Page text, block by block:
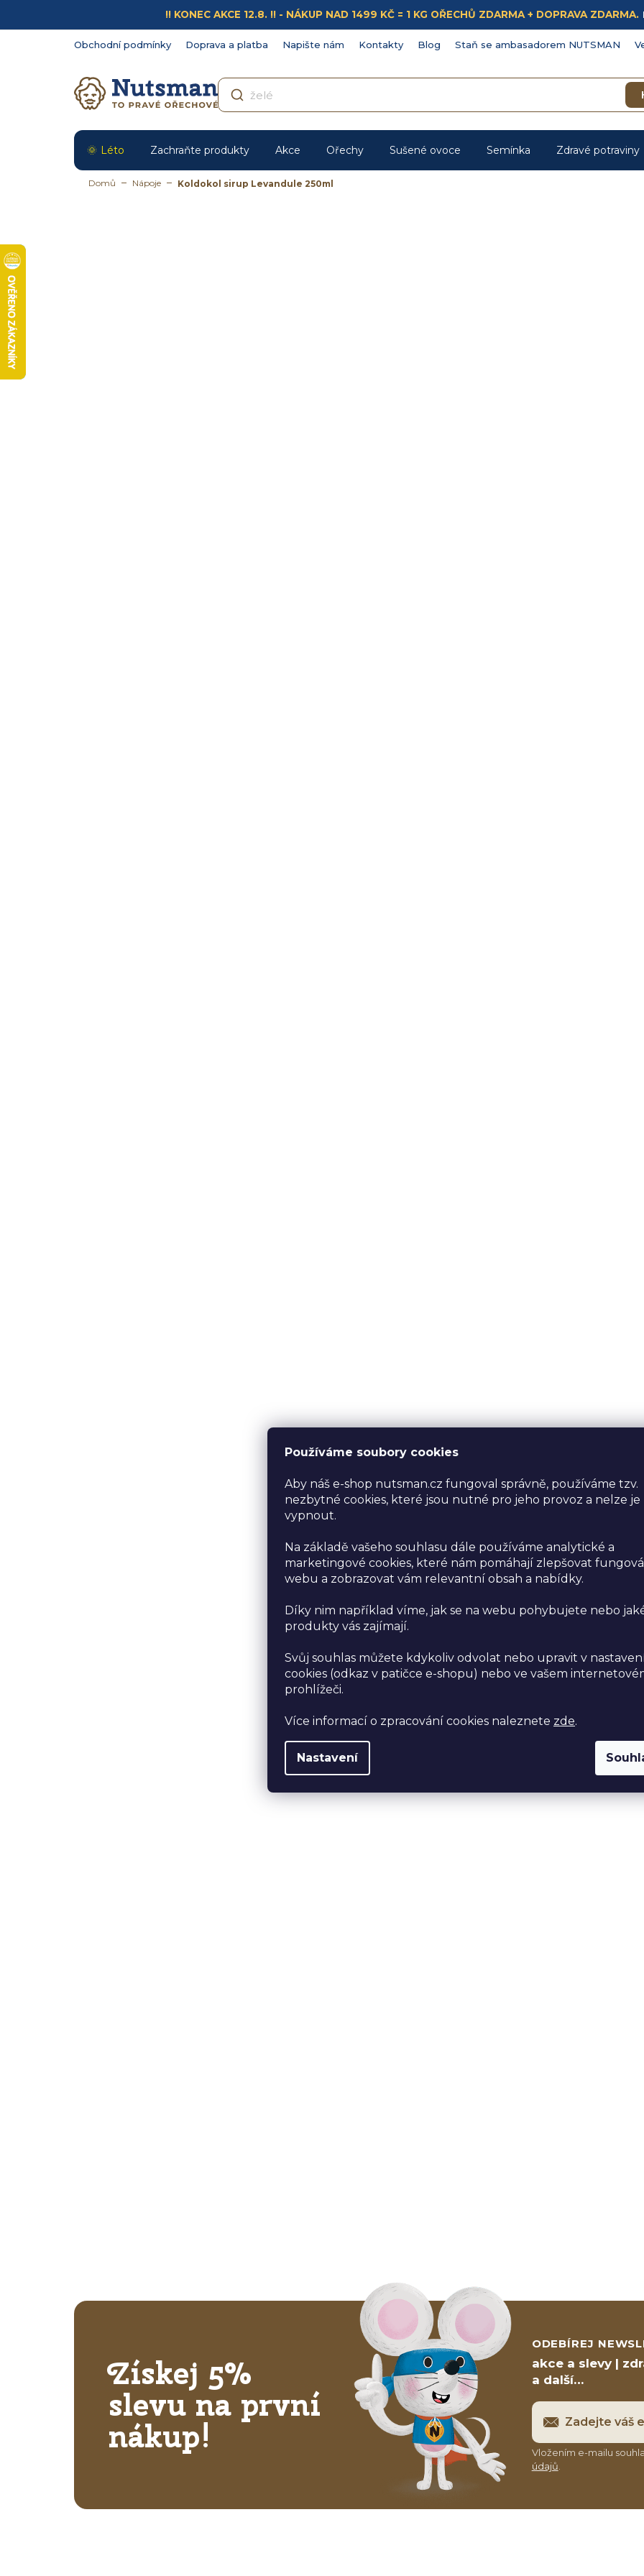
Používáme soubory cookies
Aby náš e-shop nutsman.cz fungoval správně, používáme tzv.
nezbytné cookies, které jsou nutné pro jeho provoz a nelze je
vypnout.
Na základě vašeho souhlasu dále používáme analytické a
marketingové cookies, které nám pomáhají zlepšovat
webu a zobrazovat vám relevantní obsah a nabídky.
Díky nim například víme, jak se na webu pohybujete nebo
produkty vás zajímají.
Svůj souhlas můžete kdykoliv odvolat nebo upravit v
cookies (odkaz v patičce e-shopu) nebo ve vašem
prohlížeči.
Více informací o zpracování cookies naleznete zde.
Nastavení
obsah
!! KONEC AKCE 12.8. !! - NÁKUP NAD 1499 KČ = 1 KG OŘECHŮ ZDARMA + DOPRAVA ZDARMA.
Obchodní podmínky Doprava a platba Napište nám Kontakty Blog Staň se ambasadorem NUTSMAN
Léto Zachraňte produkty Akce Ořechy Sušené ovoce Semínka Zdravé potraviny
Domů Nápoje Koldokol sirup Levandule 250ml
Získej 5%
slevu na první
nákup!
ODEBÍREJ
akce a slevy |
a další…
Vložením e-mailu
údajů